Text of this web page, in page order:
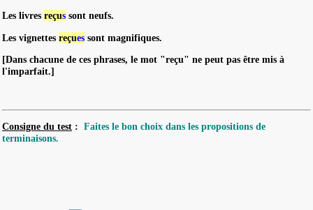
Les livres reçus sont neufs.
Les vignettes reçues sont magnifiques.
[Dans chacune de ces phrases, le mot "reçu" ne peut pas être mis à
l'imparfait.]
Consigne du test : Faites le bon choix dans les propositions de
terminaisons.